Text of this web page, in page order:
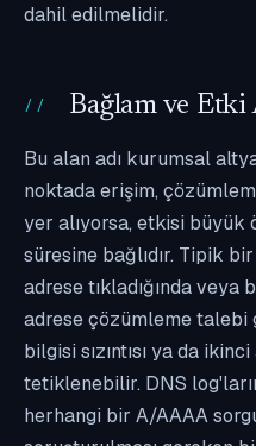
dahil edilmelidir.
Bağlam ve Etki
Bu alan adı kurumsal
noktada erişim,
yer alıyorsa, etkisi büyük
süresine bağlıdır. Tipik
adrese tıkladığında
adrese çözümleme talebi
bilgisi sızıntısı ya da
tetiklenebilir. DNS
herhangi bir A/AAAA